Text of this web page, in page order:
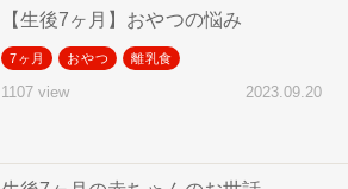
【生後7ヶ月】おやつの悩み
7ヶ月 おやつ 離乳食
1107 view 2023.09.20